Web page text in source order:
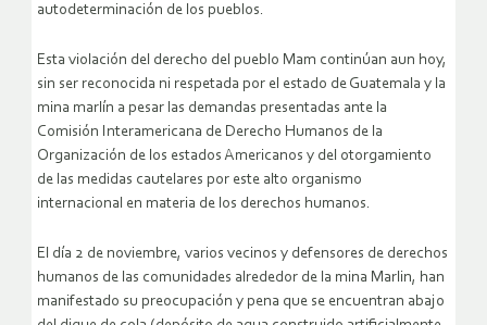
autodeterminación de los pueblos.
Esta violación del derecho del pueblo Mam continúan aun hoy,
sin ser reconocida ni respetada por el estado de Guatemala y la
mina marlín a pesar las demandas presentadas ante la
Comisión Interamericana de Derecho Humanos de la
Organización de los estados Americanos y del otorgamiento
de las medidas cautelares por este alto organismo
internacional en materia de los derechos humanos.
El día 2 de noviembre, varios vecinos y defensores de derechos
humanos de las comunidades alrededor de la mina Marlin, han
manifestado su preocupación y pena que se encuentran abajo